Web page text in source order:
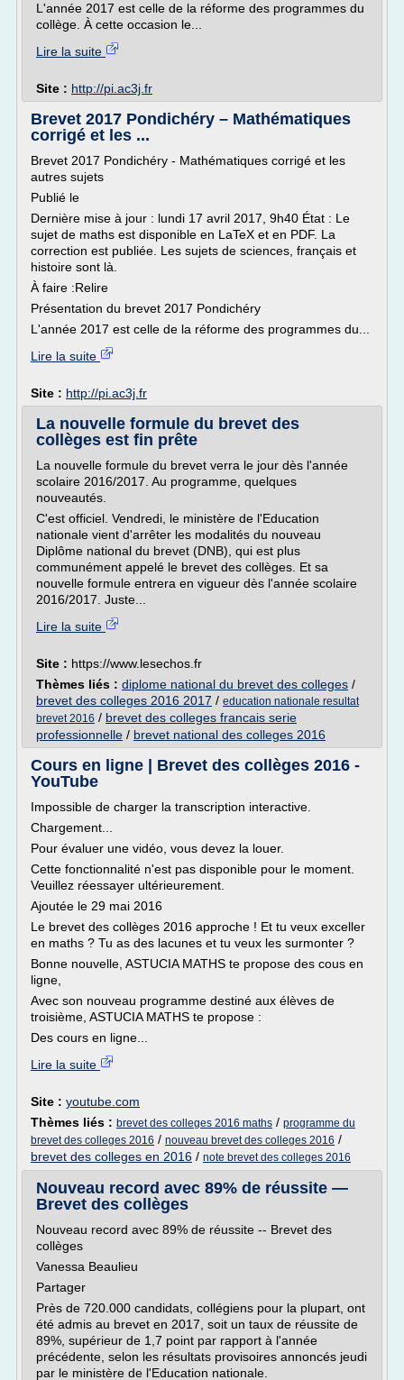
L'année 2017 est celle de la réforme des programmes du
collège. À cette occasion le...
Lire la suite
Site : http://pi.ac3j.fr
Brevet 2017 Pondichéry – Mathématiques
corrigé et les ...
Brevet 2017 Pondichéry - Mathématiques corrigé et les
autres sujets
Publié le
Dernière mise à jour : lundi 17 avril 2017, 9h40 État : Le
sujet de maths est disponible en LaTeX et en PDF. La
correction est publiée. Les sujets de sciences, français et
histoire sont là.
À faire :Relire
Présentation du brevet 2017 Pondichéry
L'année 2017 est celle de la réforme des programmes du...
Lire la suite
Site : http://pi.ac3j.fr
La nouvelle formule du brevet des
collèges est fin prête
La nouvelle formule du brevet verra le jour dès l'année
scolaire 2016/2017. Au programme, quelques
nouveautés.
C'est officiel. Vendredi, le ministère de l'Education
nationale vient d'arrêter les modalités du nouveau
Diplôme national du brevet (DNB), qui est plus
communément appelé le brevet des collèges. Et sa
nouvelle formule entrera en vigueur dès l'année scolaire
2016/2017. Juste...
Lire la suite
Site : https://www.lesechos.fr
Thèmes liés : diplome national du brevet des colleges /
brevet des colleges 2016 2017 / education nationale resultat
brevet 2016 / brevet des colleges francais serie
professionnelle / brevet national des colleges 2016
Cours en ligne | Brevet des collèges 2016 -
YouTube
Impossible de charger la transcription interactive.
Chargement...
Pour évaluer une vidéo, vous devez la louer.
Cette fonctionnalité n'est pas disponible pour le moment.
Veuillez réessayer ultérieurement.
Ajoutée le 29 mai 2016
Le brevet des collèges 2016 approche ! Et tu veux exceller
en maths ? Tu as des lacunes et tu veux les surmonter ?
Bonne nouvelle, ASTUCIA MATHS te propose des cous en
ligne,
Avec son nouveau programme destiné aux élèves de
troisième, ASTUCIA MATHS te propose :
Des cours en ligne...
Lire la suite
Site : youtube.com
Thèmes liés : brevet des colleges 2016 maths / programme du
brevet des colleges 2016 / nouveau brevet des colleges 2016 /
brevet des colleges en 2016 / note brevet des colleges 2016
Nouveau record avec 89% de réussite —
Brevet des collèges
Nouveau record avec 89% de réussite -- Brevet des
collèges
Vanessa Beaulieu
Partager
Près de 720.000 candidats, collégiens pour la plupart, ont
été admis au brevet en 2017, soit un taux de réussite de
89%, supérieur de 1,7 point par rapport à l'année
précédente, selon les résultats provisoires annoncés jeudi
par le ministère de l'Education nationale.